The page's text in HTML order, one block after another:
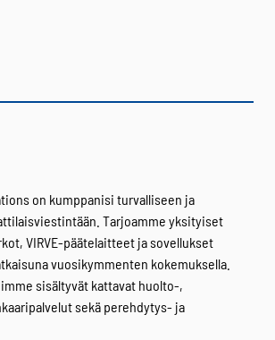
on kumppanisi turvalliseen ja
Tarjoamme yksityiset
VIRVE-päätelaitteet ja sovellukset
vuosikymmenten kokemuksella.
sisältyvät kattavat huolto-,
sekä perehdytys- ja